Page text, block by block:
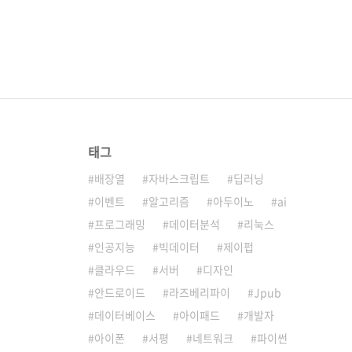
태그
배장열 자바스크립트
딥러닝
이벤트
알고리즘 아두이노
ai
프로그래밍
데이터분석
리눅스
인공지능
빅데이터
제이펍
클라우드
서버
디자인
안드로이드
라즈베리파이
Jpub
데이터베이스
아이패드
개발자
아이폰
서평 네트워크 파이썬